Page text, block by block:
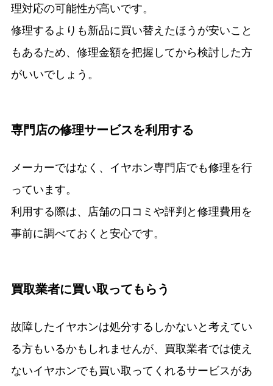
理対応の可能性が高いです。
修理するよりも新品に買い替えたほうが安いこと
もあるため、修理金額を把握してから検討した方
がいいでしょう。
専門店の修理サービスを利用する
メーカーではなく、イヤホン専門店でも修理を行
っています。
利用する際は、店舗の口コミや評判と修理費用を
事前に調べておくと安心です。
買取業者に買い取ってもらう
故障したイヤホンは処分するしかないと考えてい
る方もいるかもしれませんが、買取業者では使え
ないイヤホンでも買い取ってくれるサービスがあ